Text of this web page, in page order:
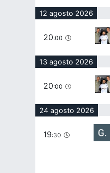
12 agosto 2026
20:00
13 agosto 2026
20:00
24 agosto 2026
19:30